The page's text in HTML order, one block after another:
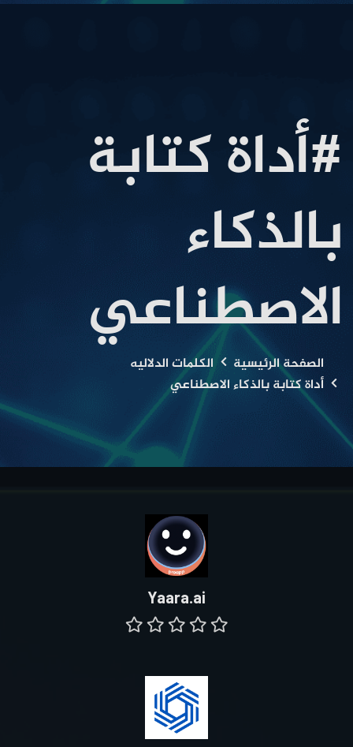
#أداة كتابة
بالذكاء
الاصطناعي
الصفحة الرئيسية
الكلمات الدلاليه
أداة كتابة بالذكاء الاصطناعي
Yaara.ai